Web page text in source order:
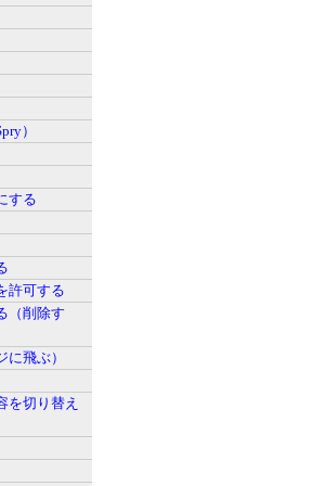
）
する
許可する
（削除す
飛ぶ）
を切り替え